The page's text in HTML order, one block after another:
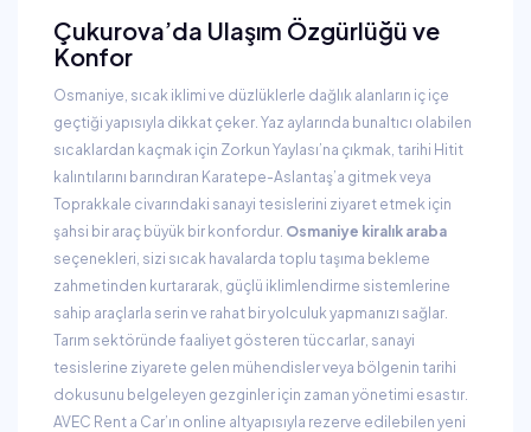
Çukurova’da Ulaşım Özgürlüğü ve
Konfor
Osmaniye, sıcak iklimi ve düzlüklerle dağlık alanların iç içe
geçtiği yapısıyla dikkat çeker. Yaz aylarında bunaltıcı olabilen
sıcaklardan kaçmak için Zorkun Yaylası’na çıkmak, tarihi Hitit
kalıntılarını barındıran Karatepe-Aslantaş’a gitmek veya
Toprakkale civarındaki sanayi tesislerini ziyaret etmek için
şahsi bir araç büyük bir konfordur. Osmaniye kiralık araba
seçenekleri, sizi sıcak havalarda toplu taşıma bekleme
zahmetinden kurtararak, güçlü iklimlendirme sistemlerine
sahip araçlarla serin ve rahat bir yolculuk yapmanızı sağlar.
Tarım sektöründe faaliyet gösteren tüccarlar, sanayi
tesislerine ziyarete gelen mühendisler veya bölgenin tarihi
dokusunu belgeleyen gezginler için zaman yönetimi esastır.
AVEC Rent a Car’ın online altyapısıyla rezerve edilebilen yeni